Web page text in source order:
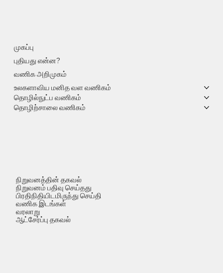
முகப்பு
புதியது என்ன?
வணிக அறிமுகம்
உலகளாவிய மனித வள வணிகம்
தொழில்நுட்ப வணிகம்
தொழிற்சாலை வணிகம்
நிறுவனத்தின் தகவல்
நிறுவனம் பதிவு செய்தது
பிரதிநிதியிடமிருந்து செய்தி
வணிக இடங்கள்
வரலாறு
ஆட்சேர்ப்பு தகவல்